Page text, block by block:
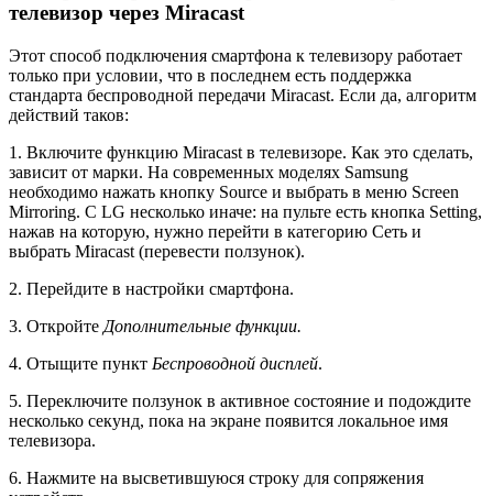
телевизор через Miracast
Этот способ подключения смартфона к телевизору работает
только при условии, что в последнем есть поддержка
стандарта беспроводной передачи Miracast. Если да, алгоритм
действий таков:
1. Включите функцию Miracast в телевизоре. Как это сделать,
зависит от марки. На современных моделях Samsung
необходимо нажать кнопку Source и выбрать в меню Screen
Mirroring. С LG несколько иначе: на пульте есть кнопка Setting,
нажав на которую, нужно перейти в категорию Сеть и
выбрать Miracast (перевести ползунок).
2. Перейдите в настройки смартфона.
3. Откройте Дополнительные функции.
4. Отыщите пункт Беспроводной дисплей.
5. Переключите ползунок в активное состояние и подождите
несколько секунд, пока на экране появится локальное имя
телевизора.
6. Нажмите на высветившуюся строку для сопряжения